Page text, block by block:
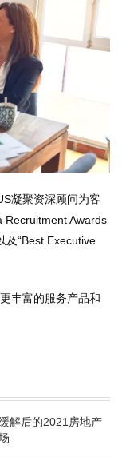
凝聚资深顾问为客
Recruitment Awards
及“Best Executive
丰富的服务产品和
解后的2021房地产